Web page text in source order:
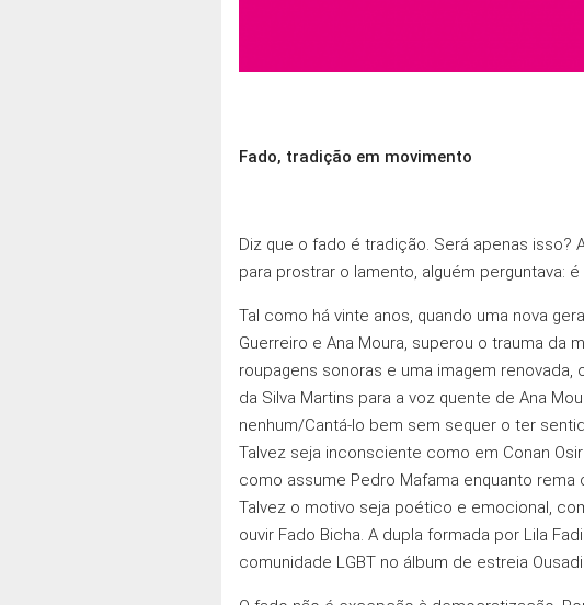
Fado, tradição em movimento
Diz que o fado é tradição. Será apenas isso?
para prostrar o lamento, alguém perguntava:
Tal como há vinte anos, quando uma nova
Guerreiro e Ana Moura, superou o trauma da
roupagens sonoras e uma imagem
da Silva Martins para a voz quente de Ana
nenhum/Cantá-lo bem sem sequer o ter
Talvez seja inconsciente como em Conan
como assume Pedro Mafama enquanto
Talvez o motivo seja poético e emocional,
ouvir Fado Bicha. A dupla formada por Lila
comunidade LGBT no álbum de estreia